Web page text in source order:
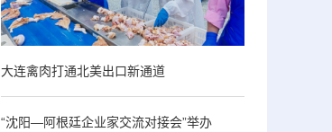
大连禽肉打通北美出口新通道
“沈阳—阿根廷企业家交流对接会”举办